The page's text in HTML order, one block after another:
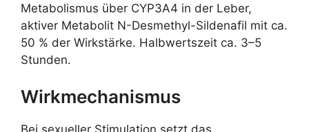
Metabolismus über CYP3A4 in der Leber,
aktiver Metabolit N-Desmethyl-Sildenafil mit ca.
50 % der Wirkstärke. Halbwertszeit ca. 3–5
Stunden.
Wirkmechanismus